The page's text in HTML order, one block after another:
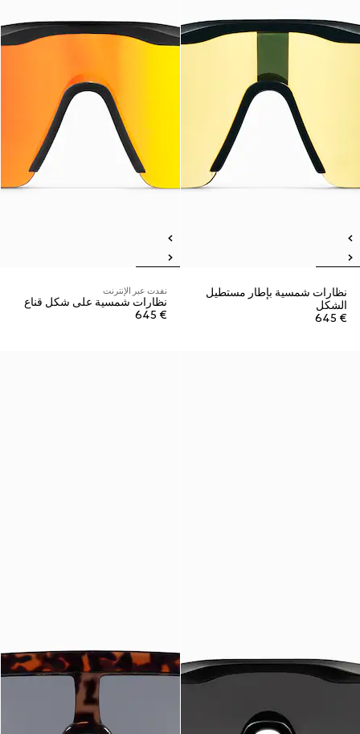
نظارات شمسية بإطار مستطيل
الشكل
€ 645
نفدت عبر الإنترنت
نظارات شمسية على شكل قناع
€ 645